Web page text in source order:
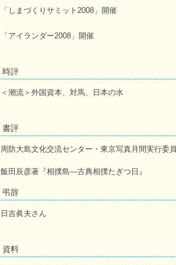
「しまづくりサミット2008」開催
「アイランダー2008」開催
時評
＜潮流＞外国資本、対馬、日本の水
書評
周防大島文化交流センター・東京写真月間実行委
飯田辰彦著『相撲島―古典相撲たぎつ日』
弔辞
日吉眞夫さん
資料